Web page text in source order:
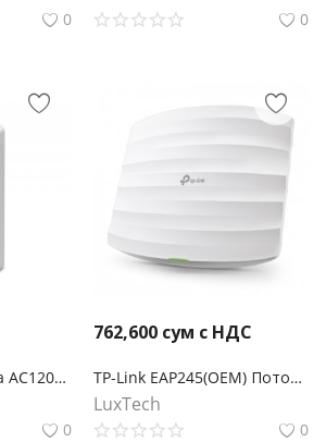
0 0
EAP235-Wall Omada AC1200 Настенная гигабитная точка доступа Wi‑Fi с MU-MIMО
0
762,600 сум с НДС
TP-Link EAP245(OEM) Потолочная точка доступа Wi‑Fi AC1750
LuxTech
0